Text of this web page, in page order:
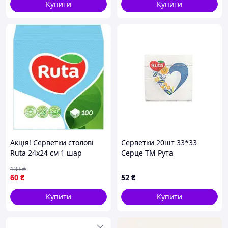
Купити Купити
Акція! Серветки столові
Ruta 24х24 см 1 шар
(4820023740617) - За
кращою ціною!
60 ₴
133₴
Купити
Серветки 20шт 33*33
Серце ТМ Рута
52 ₴
Купити